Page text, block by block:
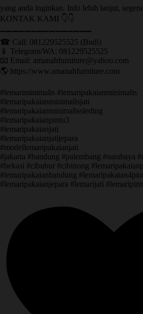
yang anda inginkan. Info lebih lanjut,
KONTAK KAMI 👇👇
➖➖➖➖➖➖➖➖➖➖➖➖➖➖➖ ㅤ
☎ Call: 081229525525 (Budi)
📱 Telegram/WA: 081229525525
📧 Email: amanahfurniture@yahoo.com
🌎 https://www.amanahfurniture.com
#lemariminimalis #lemaripakaianminimalis
#lemaripakaianminimalisjati
#lemaripakaianminimalissleding
#lemaripakaianpintu3
#lemaripakaianjati
#lemaripakaianjatijepara
#modellemaripakaianjati
#jakarta #bandung #palembang #surabaya
#bekasi #cibubur #cibinong
#lemaripakaianbandung
#lemaripakaianjepara #lemarijati